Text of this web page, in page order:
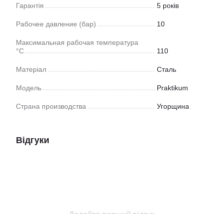
Гарантія 5 років
Рабочее давление (бар) 10
Максимальная рабочая температура
°C
110
Матеріал Сталь
Модель Praktikum
Страна производства Угорщина
Відгуки